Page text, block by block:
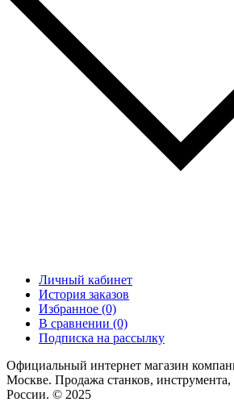
Личный кабинет
История заказов
Избранное (0)
В сравнении (0)
Подписка на рассылку
Официальный интернет магазин
Москве. Продажа станков, инструмента,
России. © 2025